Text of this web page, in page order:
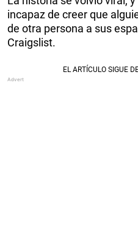
incapaz de creer que
de otra persona a sus
Craigslist.